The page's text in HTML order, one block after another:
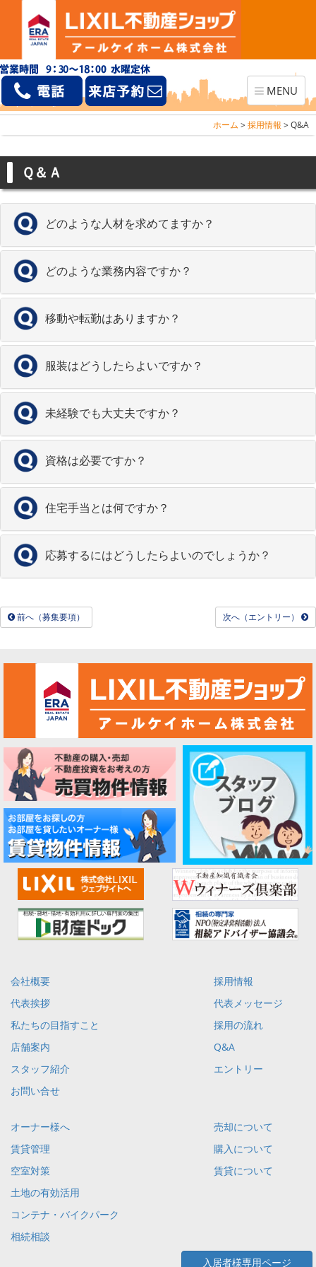
Toggle
navigation
MENU
ホーム >採用情報 >Q&A
Ｑ＆Ａ
どのような人材を求めてますか？
どのような業務内容ですか？
移動や転勤はありますか？
服装はどうしたらよいですか？
未経験でも大丈夫ですか？
資格は必要ですか？
住宅手当とは何ですか？
応募するにはどうしたらよいのでしょうか？
前へ（募集要項） 次へ（エントリー）
会社概要
代表挨拶
私たちの目指すこと
店舗案内
スタッフ紹介
お問い合せ
採用情報
代表メッセージ
採用の流れ
Q&A
エントリー
オーナー様へ
賃貸管理
空室対策
土地の有効活用
コンテナ・バイクパーク
相続相談
売却について
購入について
賃貸について
入居者様専用ページ